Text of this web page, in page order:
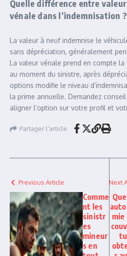
Quelle différence entre
vénale dans l’indemnisation ?
La valeur à neuf indemnise le
sans dépréciation, généralement
La valeur vénale prend en compte
au moment du sinistre, après
options modifie le niveau
la prime annuelle. Demandez
aligner l’option sur votre profil et
Partager l’article
Previous Article
Comme
nt les
sinistr
es
mineur
s en
Next
mie